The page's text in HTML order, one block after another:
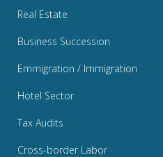
Real Estate
Business Succession
Emmigration / Immigration
Hotel Sector
Tax Audits
Cross-border Labor